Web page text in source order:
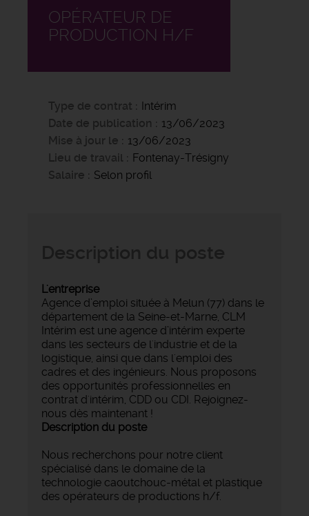
OPÉRATEUR DE
PRODUCTION H/F
Type de contrat
Intérim
Date de publication
13/06/2023
Mise à jour le
13/06/2023
Lieu de travail
Fontenay-Trésigny
Salaire
Selon profil
L'entreprise
Agence d’emploi située à Melun (77) dans le
département de la Seine-et-Marne, CLM
Intérim est une agence d’intérim experte
dans les secteurs de l'industrie et de la
logistique, ainsi que dans l'emploi des
cadres et des ingénieurs. Nous proposons
des opportunités professionnelles en
contrat d'intérim, CDD ou CDI. Rejoignez-
nous dès maintenant !
Description du poste
Nous recherchons pour notre client
spécialisé dans le domaine de la
technologie caoutchouc-métal et plastique
des opérateurs de productions h/f.